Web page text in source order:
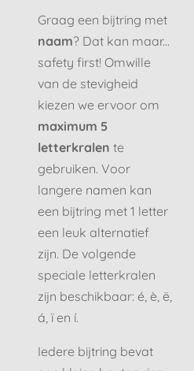
Graag een bijtring met
naam? Dat kan maar...
safety first! Omwille
van de stevigheid
kiezen we ervoor om
maximum 5
letterkralen te
gebruiken. Voor
langere namen kan
een bijtring met 1 letter
een leuk alternatief
zijn. De volgende
speciale letterkralen
zijn beschikbaar: é, è, ë,
á, ï en í.
Iedere bijtring bevat